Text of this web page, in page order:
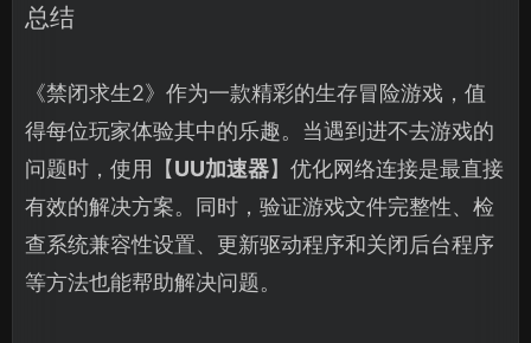
总结
《禁闭求生2》作为一款精彩的生存冒险游戏，值
得每位玩家体验其中的乐趣。当遇到进不去游戏的
问题时，使用【UU加速器】优化网络连接是最直接
有效的解决方案。同时，验证游戏文件完整性、检
查系统兼容性设置、更新驱动程序和关闭后台程序
等方法也能帮助解决问题。